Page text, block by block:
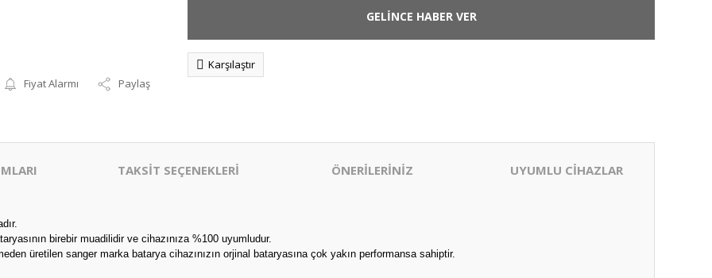
Fiyat Alarmı Paylaş
GELİNCE HABER VER
Karşılaştır
TAKSİT SEÇENEKLERİ ÖNERİLERİNİZ UYUMLU CİHAZLAR
birebir muadilidir ve cihazınıza %100 uyumludur.
üretilen sanger marka batarya cihazınızın orjinal bataryasına çok yakın performansa sahiptir.